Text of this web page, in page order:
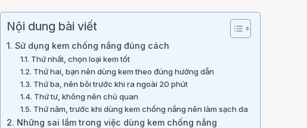
Nội dung bài viết
1. Sử dụng kem chống nắng đúng cách
1.1. Thứ nhất, chọn loại kem tốt
1.2. Thứ hai, bạn nên dùng kem theo đúng hướng dẫn
1.3. Thứ ba, nên bôi trước khi ra ngoài 20 phút
1.4. Thứ tư, không nên chủ quan
1.5. Thứ năm, trước khi dùng kem chống nắng nên làm sạch da
2. Những sai lầm trong việc dùng kem chống nắng